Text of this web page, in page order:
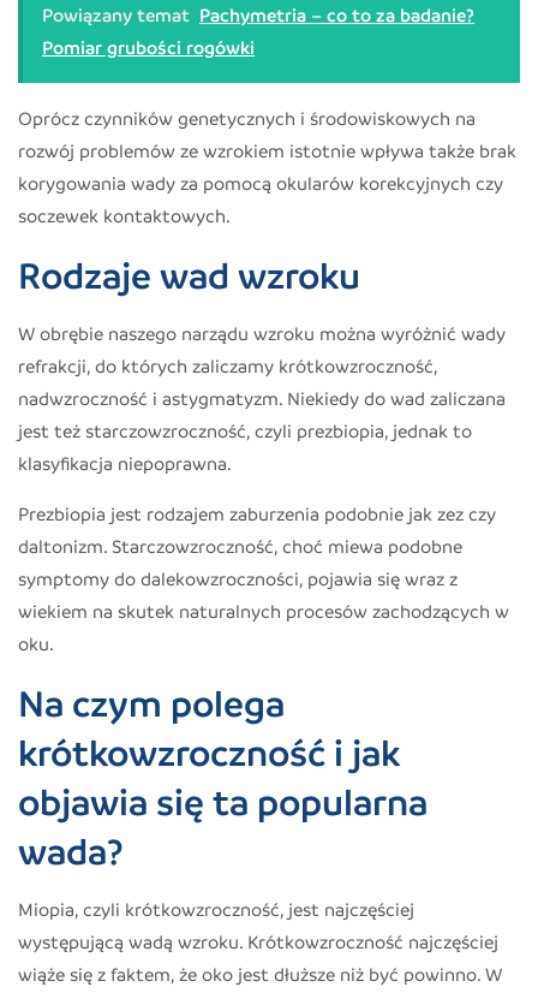
Powiązany temat Pachymetria – co to za badanie?
Pomiar grubości rogówki
Oprócz czynników genetycznych i środowiskowych na
rozwój problemów ze wzrokiem istotnie wpływa także brak
korygowania wady za pomocą okularów korekcyjnych czy
soczewek kontaktowych.
Rodzaje wad wzroku
W obrębie naszego narządu wzroku można wyróżnić wady
refrakcji, do których zaliczamy krótkowzroczność,
nadwzroczność i astygmatyzm. Niekiedy do wad zaliczana
jest też starczowzroczność, czyli prezbiopia, jednak to
klasyfikacja niepoprawna.
Prezbiopia jest rodzajem zaburzenia podobnie jak zez czy
daltonizm. Starczowzroczność, choć miewa podobne
symptomy do dalekowzroczności, pojawia się wraz z
wiekiem na skutek naturalnych procesów zachodzących w
oku.
Na czym polega
krótkowzroczność i jak
objawia się ta popularna
wada?
Miopia, czyli krótkowzroczność, jest najczęściej
występującą wadą wzroku. Krótkowzroczność najczęściej
wiąże się z faktem, że oko jest dłuższe niż być powinno. W